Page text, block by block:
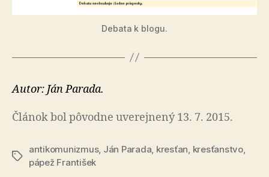
Debata k blogu.
Autor: Ján Parada.
Článok bol pôvodne uverejnený 13. 7. 2015.
Značky
antikomunizmus, Ján Parada, kresťan, kresťanstvo,
pápež František